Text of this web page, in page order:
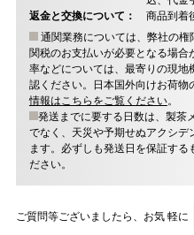
返金と交換について：
商品到着
通関業務については、弊社の権
関税のお支払いが必要となる場
率などについては、最寄りの現
認ください。日本国外向けお荷物
情報はこちらをご覧ください。
発送までに要する日数は、製茶
でなく、天災や予期せぬアクシデ
ます。必ずしも発送日を保証する
ださい。
ご質問等ございましたら、お気 軽に